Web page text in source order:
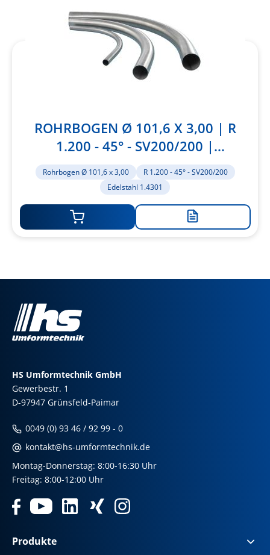
ROHRBOGEN Ø 101,6 X 3,00 | R
1.200 - 45° - SV200/200 |
EDELSTAHL 1.4301
Rohrbogen Ø 101,6 x 3,00
R 1.200 - 45° - SV200/200
Edelstahl 1.4301
Zur
hinzufügen
HS Umformtechnik GmbH
Gewerbestr. 1
D-97947 Grünsfeld-Paimar
0049 (0) 93 46 / 92 99 - 0
kontakt@hs-umformtechnik.de
Montag-Donnerstag: 8:00-16:30 Uhr
Freitag: 8:00-12:00 Uhr
Produkte